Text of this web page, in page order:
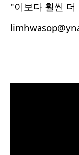
"이보다 훨씬